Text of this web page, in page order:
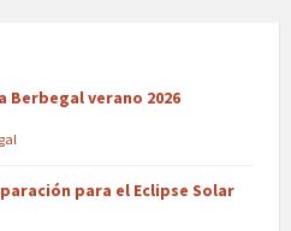
Berbegal verano 2026
para el Eclipse Solar